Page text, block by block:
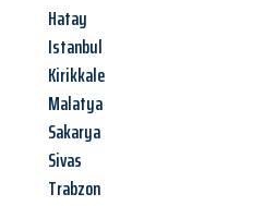
Hatay
Istanbul
Kirikkale
Malatya
Sakarya
Sivas
Trabzon